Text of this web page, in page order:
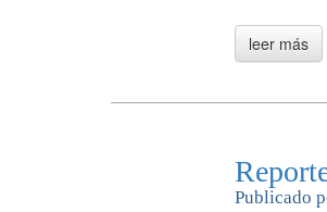
Publicado